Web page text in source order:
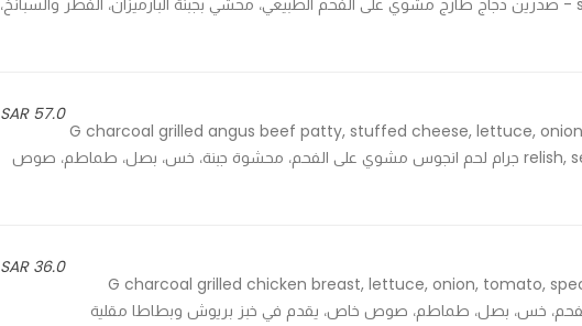
sauteed vegetables & lemon butter sauce - صدرين دجاج طازج مشوي على الفحم الطبيعي، محشي بجبنة البارميزان، الفطر والسبانخ،
57.0 SAR
120 G charcoal grilled angus beef patty, stuffed cheese, lettuce,
relish, served in brioche bun and french fries - 120 جرام لحم انجوس مشوي على الفحم، محشوة جبنة، خس، بصل، طماطم، صوص
36.0 SAR
120 G charcoal grilled chicken breast, lettuce, onion, tomato,